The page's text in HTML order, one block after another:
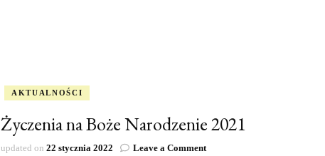
grudnia
AKTUALNOŚCI
Życzenia na Boże Narodzenie 2021
updated on 22 stycznia 2022 Leave a Commenton